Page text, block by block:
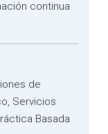
continua
de
Servicios
Basada